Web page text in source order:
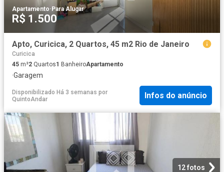
Apartamento· Para Alugar
R$ 1.500
Apto, Curicica, 2 Quartos, 45 m2 Rio de Janeiro
Curicica
45 m²2 Quartos1 BanheiroApartamento
·Garagem
Disponibilizado Há 3 semanas por
QuintoAndar
Infos do anúncio
12 fotos